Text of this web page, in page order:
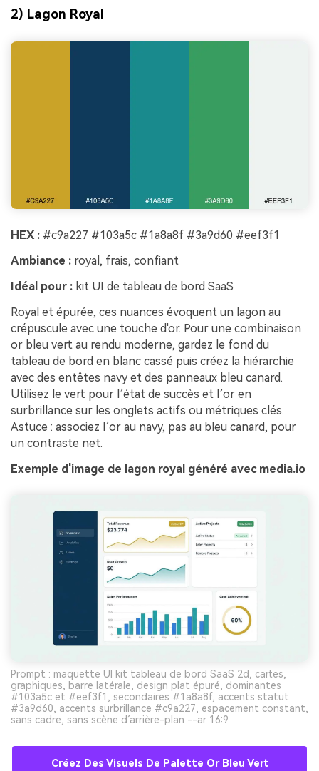
2) Lagon Royal
HEX : #c9a227 #103a5c #1a8a8f #3a9d60 #eef3f1
Ambiance : royal, frais, confiant
Idéal pour : kit UI de tableau de bord SaaS
Royal et épurée, ces nuances évoquent un lagon au
crépuscule avec une touche d'or. Pour une combinaison
or bleu vert au rendu moderne, gardez le fond du
tableau de bord en blanc cassé puis créez la hiérarchie
avec des entêtes navy et des panneaux bleu canard.
Utilisez le vert pour l’état de succès et l’or en
surbrillance sur les onglets actifs ou métriques clés.
Astuce : associez l’or au navy, pas au bleu canard, pour
un contraste net.
Exemple d'image de lagon royal généré avec media.io
Prompt : maquette UI kit tableau de bord SaaS 2d, cartes,
graphiques, barre latérale, design plat épuré, dominantes
#103a5c et #eef3f1, secondaires #1a8a8f, accents statut
#3a9d60, accents surbrillance #c9a227, espacement constant,
sans cadre, sans scène d’arrière-plan --ar 16:9
Créez Des Visuels De Palette Or Bleu Vert